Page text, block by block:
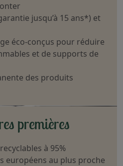
jusqu’à 15 ans*) et
éco-conçus pour réduire
et de supports de
des produits
premières
à 95%
européens au plus proche